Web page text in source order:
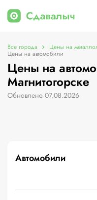
Все города Цены на
Цены на автомобили
Цены на
Магнитогорске
Обновлено 07.08.2026
Автомобили